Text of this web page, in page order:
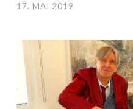
17. MAI 2019